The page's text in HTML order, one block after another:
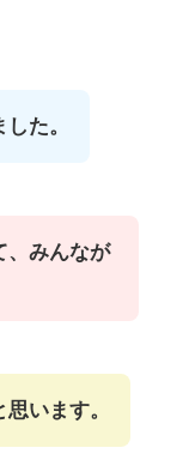
た。
、みんなが
います。